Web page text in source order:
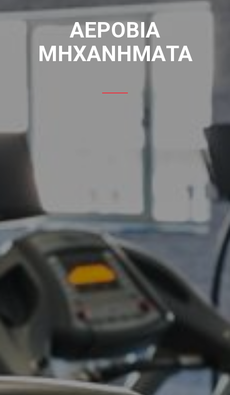
ΑΕΡΌΒΙΑ
ΜΗΧΑΝΉΜΑΤΑ